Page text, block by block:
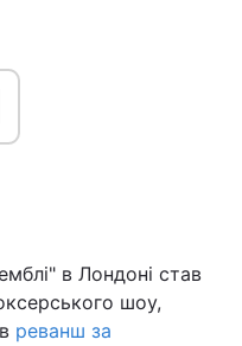
в Лондоні став
шоу,
реванш за